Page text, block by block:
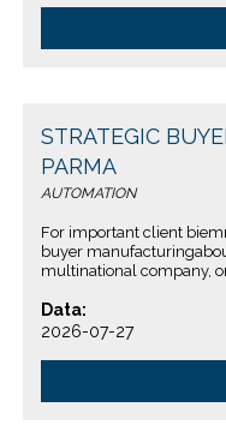
STRATEGIC
PARMA
AUTOMATION
For important client
buyer
multinational company,
Data:
2026-07-27